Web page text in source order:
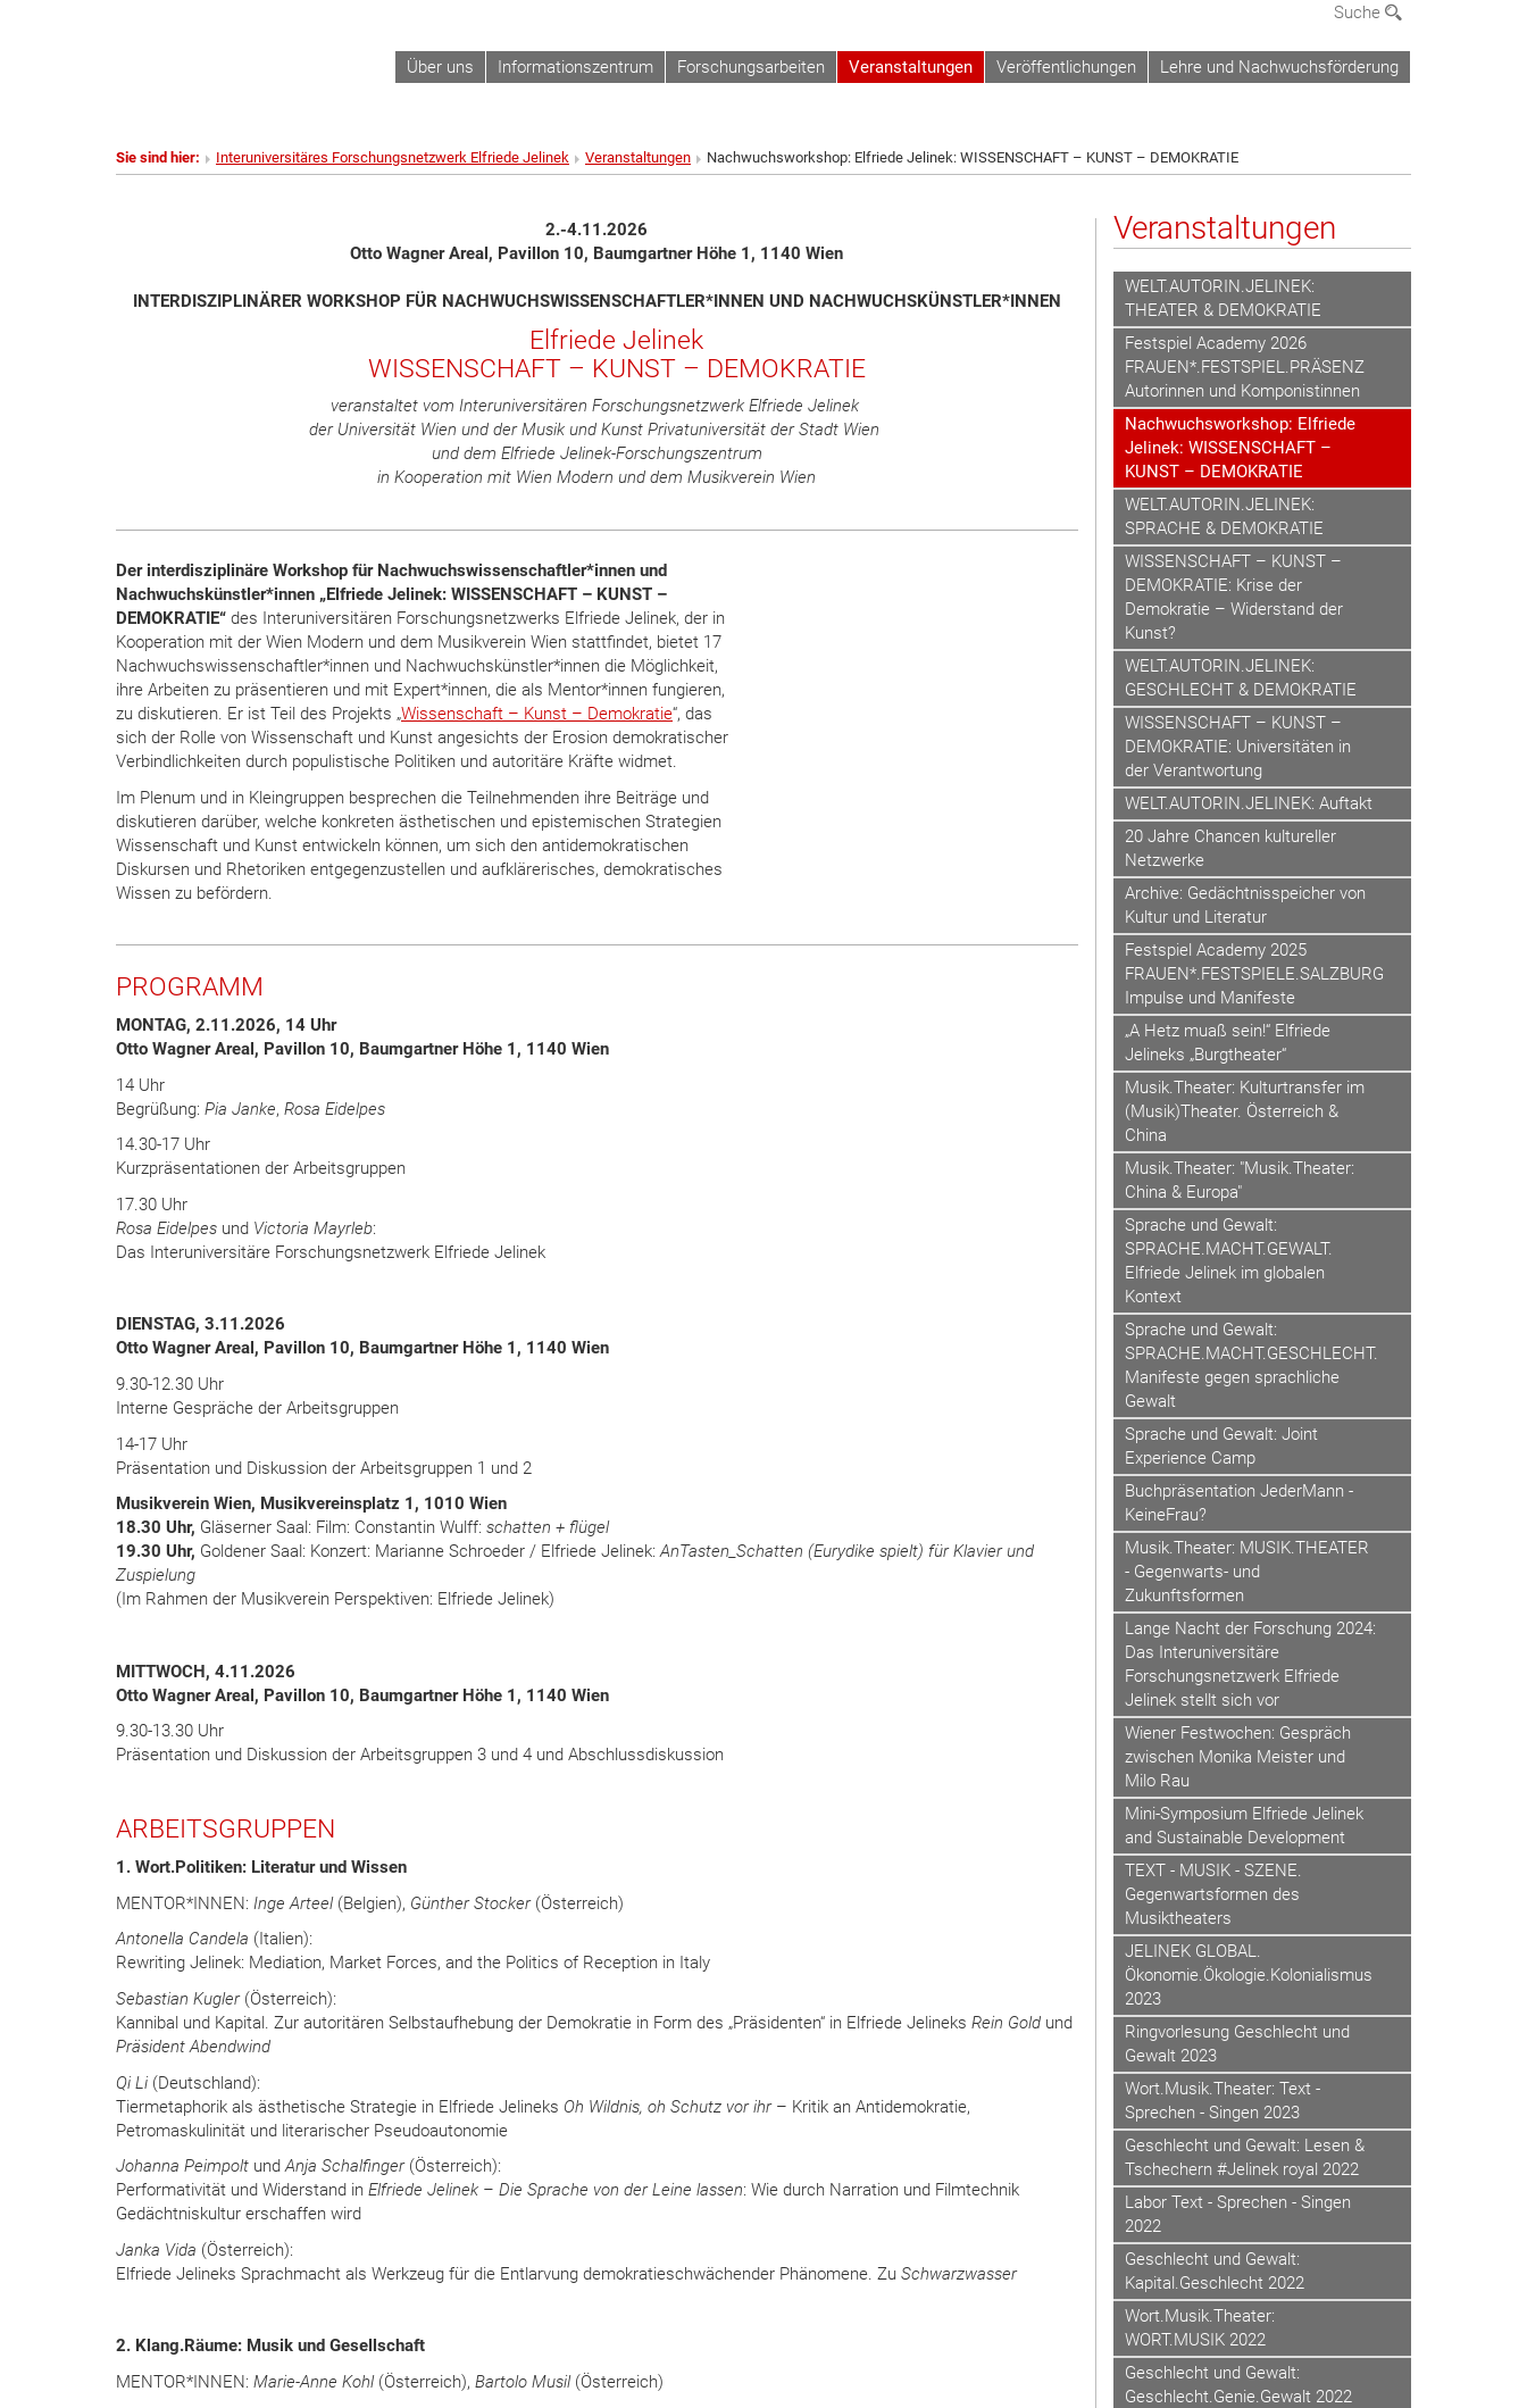
Suche
Über uns Informationszentrum Forschungsarbeiten Veranstaltungen Veröffentlichungen Lehre und Nachwuchsförderung
Sie sind hier: Interuniversitäres Forschungsnetzwerk Elfriede Jelinek Veranstaltungen Nachwuchsworkshop: Elfriede Jelinek: WISSENSCHAFT – KUNST – DEMOKRATIE
2.-4.11.2026
Otto Wagner Areal, Pavillon 10, Baumgartner Höhe 1, 1140 Wien
INTERDISZIPLINÄRER WORKSHOP FÜR NACHWUCHSWISSENSCHAFTLER*INNEN UND NACHWUCHSKÜNSTLER*INNEN
Elfriede Jelinek
WISSENSCHAFT – KUNST – DEMOKRATIE
veranstaltet vom Interuniversitären Forschungsnetzwerk Elfriede Jelinek
der Universität Wien und der Musik und Kunst Privatuniversität der Stadt Wien
und dem Elfriede Jelinek-Forschungszentrum
in Kooperation mit Wien Modern und dem Musikverein Wien
Der interdisziplinäre Workshop für Nachwuchswissenschaftler*innen und
Nachwuchskünstler*innen „Elfriede Jelinek: WISSENSCHAFT – KUNST –
DEMOKRATIE“ des Interuniversitären Forschungsnetzwerks Elfriede Jelinek, der in
Kooperation mit der Wien Modern und dem Musikverein Wien stattfindet, bietet 17
Nachwuchswissenschaftler*innen und Nachwuchskünstler*innen die Möglichkeit,
ihre Arbeiten zu präsentieren und mit Expert*innen, die als Mentor*innen fungieren,
zu diskutieren. Er ist Teil des Projekts „Wissenschaft – Kunst – Demokratie“, das
sich der Rolle von Wissenschaft und Kunst angesichts der Erosion demokratischer
Verbindlichkeiten durch populistische Politiken und autoritäre Kräfte widmet.
Im Plenum und in Kleingruppen besprechen die Teilnehmenden ihre Beiträge und
diskutieren darüber, welche konkreten ästhetischen und epistemischen Strategien
Wissenschaft und Kunst entwickeln können, um sich den antidemokratischen
Diskursen und Rhetoriken entgegenzustellen und aufklärerisches, demokratisches
Wissen zu befördern.
PROGRAMM
MONTAG, 2.11.2026, 14 Uhr
Otto Wagner Areal, Pavillon 10, Baumgartner Höhe 1, 1140 Wien
14 Uhr
Begrüßung: Pia Janke, Rosa Eidelpes
14.30-17 Uhr
Kurzpräsentationen der Arbeitsgruppen
17.30 Uhr
Rosa Eidelpes und Victoria Mayrleb:
Das Interuniversitäre Forschungsnetzwerk Elfriede Jelinek
DIENSTAG, 3.11.2026
Otto Wagner Areal, Pavillon 10, Baumgartner Höhe 1, 1140 Wien
9.30-12.30 Uhr
Interne Gespräche der Arbeitsgruppen
14-17 Uhr
Präsentation und Diskussion der Arbeitsgruppen 1 und 2
Musikverein Wien, Musikvereinsplatz 1, 1010 Wien
18.30 Uhr, Gläserner Saal: Film: Constantin Wulff: schatten + flügel
19.30 Uhr, Goldener Saal: Konzert: Marianne Schroeder / Elfriede Jelinek:AnTasten_Schatten (Eurydike spielt) für Klavier und
Zuspielung
(Im Rahmen der Musikverein Perspektiven: Elfriede Jelinek)
MITTWOCH, 4.11.2026
Otto Wagner Areal, Pavillon 10, Baumgartner Höhe 1, 1140 Wien
9.30-13.30 Uhr
Präsentation und Diskussion der Arbeitsgruppen 3 und 4 und Abschlussdiskussion
ARBEITSGRUPPEN
1. Wort.Politiken: Literatur und Wissen
MENTOR*INNEN: Inge Arteel(Belgien), Günther Stocker(Österreich)
Antonella Candela (Italien):
Rewriting Jelinek: Mediation, Market Forces, and the Politics of Reception in Italy
Sebastian Kugler(Österreich):
Kannibal und Kapital. Zur autoritären Selbstaufhebung der Demokratie in Form des „Präsidenten“ in Elfriede Jelineks Rein Gold und
Präsident Abendwind
Qi Li(Deutschland):
Tiermetaphorik als ästhetische Strategie in Elfriede Jelineks Oh Wildnis, oh Schutz vor ihr– Kritik an Antidemokratie,
Petromaskulinität und literarischer Pseudoautonomie
Johanna Peimpolt undAnja Schalfinger(Österreich):
Performativität und Widerstand in Elfriede Jelinek – Die Sprache von der Leine lassen: Wie durch Narration und Filmtechnik
Gedächtniskultur erschaffen wird
Janka Vida (Österreich):
Elfriede Jelineks Sprachmacht als Werkzeug für die Entlarvung demokratieschwächender Phänomene. Zu Schwarzwasser
2. Klang.Räume: Musik und Gesellschaft
MENTOR*INNEN: Marie-Anne Kohl(Österreich), Bartolo Musil(Österreich)
Veranstaltungen
WELT.AUTORIN.JELINEK:
THEATER & DEMOKRATIE
Festspiel Academy 2026
FRAUEN*.FESTSPIEL.PRÄSENZ
Autorinnen und Komponistinnen
Nachwuchsworkshop: Elfriede
Jelinek: WISSENSCHAFT –
KUNST – DEMOKRATIE
WELT.AUTORIN.JELINEK:
SPRACHE & DEMOKRATIE
WISSENSCHAFT – KUNST –
DEMOKRATIE: Krise der
Demokratie – Widerstand der
Kunst?
WELT.AUTORIN.JELINEK:
GESCHLECHT & DEMOKRATIE
WISSENSCHAFT – KUNST –
DEMOKRATIE: Universitäten in
der Verantwortung
WELT.AUTORIN.JELINEK: Auftakt
20 Jahre Chancen kultureller
Netzwerke
Archive: Gedächtnisspeicher von
Kultur und Literatur
Festspiel Academy 2025
FRAUEN*.FESTSPIELE.SALZBURG
Impulse und Manifeste
„A Hetz muaß sein!“ Elfriede
Jelineks „Burgtheater“
Musik.Theater: Kulturtransfer im
(Musik)Theater. Österreich &
China
Musik.Theater: "Musik.Theater:
China & Europa"
Sprache und Gewalt:
SPRACHE.MACHT.GEWALT.
Elfriede Jelinek im globalen
Kontext
Sprache und Gewalt:
SPRACHE.MACHT.GESCHLECHT.
Manifeste gegen sprachliche
Gewalt
Sprache und Gewalt: Joint
Experience Camp
Buchpräsentation JederMann -
KeineFrau?
Musik.Theater: MUSIK.THEATER
- Gegenwarts- und
Zukunftsformen
Lange Nacht der Forschung 2024:
Das Interuniversitäre
Forschungsnetzwerk Elfriede
Jelinek stellt sich vor
Wiener Festwochen: Gespräch
zwischen Monika Meister und
Milo Rau
Mini-Symposium Elfriede Jelinek
and Sustainable Development
TEXT - MUSIK - SZENE.
Gegenwartsformen des
Musiktheaters
JELINEK GLOBAL.
Ökonomie.Ökologie.Kolonialismus
2023
Ringvorlesung Geschlecht und
Gewalt 2023
Wort.Musik.Theater: Text -
Sprechen - Singen 2023
Geschlecht und Gewalt: Lesen &
Tschechern #Jelinek royal 2022
Labor Text - Sprechen - Singen
2022
Geschlecht und Gewalt:
Kapital.Geschlecht 2022
Wort.Musik.Theater:
WORT.MUSIK 2022
Geschlecht und Gewalt:
Geschlecht.Genie.Gewalt 2022